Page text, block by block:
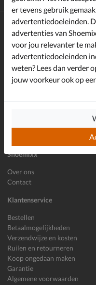
Shoemixx
Over ons
Contact
Klantenservice
Bestellen
Betaalmogelijkheden
Verzendwijze en kosten
Ruilen en retourneren
Koop ongedaan maken
Garantie
Algemene voorwaarden
Altijd op de hoogte zijn?
Schrijf je in voor de
welkomstkorting!*
E-mailadres
er tevens gebruik
advertentiedoeleinden.
advertenties van
voor jou relevanter te
advertentiedoeleinden
weten? Lees dan verder
jouw voorkeur ook op